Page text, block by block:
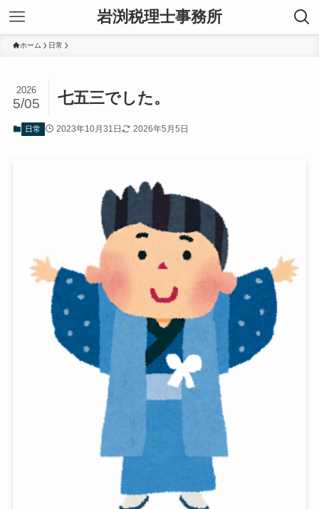
岩渕税理士事務所
ホーム 日常
七五三でした。
2026
5/05
日常 2023年10月31日 2026年5月5日